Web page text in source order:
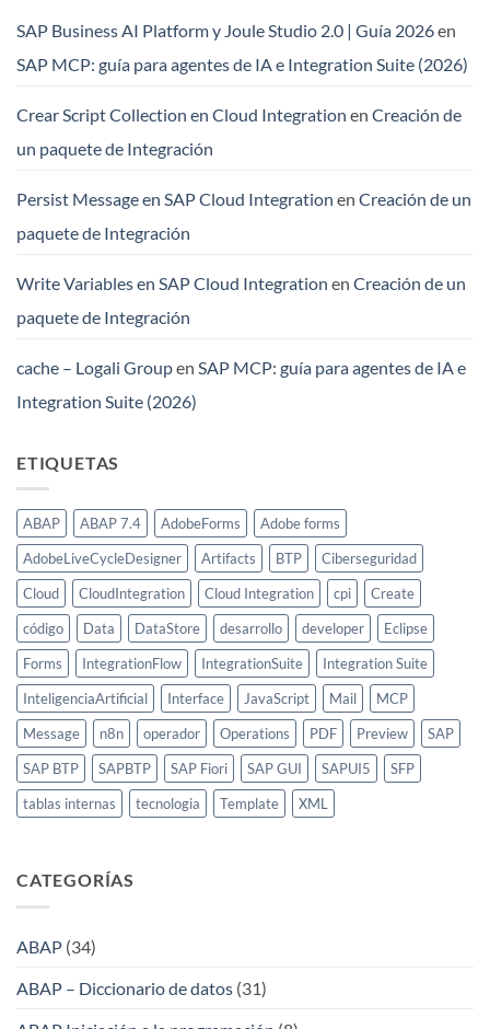
SAP Business AI Platform y Joule Studio 2.0 | Guía 2026en
SAP MCP: guía para agentes de IA e Integration Suite (2026)
Crear Script Collection en Cloud Integration en Creación de
un paquete de Integración
Persist Message en SAP Cloud Integration en Creación de un
paquete de Integración
Write Variables en SAP Cloud Integration en Creación de un
paquete de Integración
cache – Logali Groupen SAP MCP: guía para agentes de IA e
Integration Suite (2026)
ETIQUETAS
ABAP ABAP 7.4 AdobeForms
Adobe forms
AdobeLiveCycleDesigner
Artifacts BTP
Ciberseguridad
Cloud
CloudIntegration Cloud Integration cpi
Create
código
Data DataStore desarrollo developer
Eclipse
Forms
IntegrationFlow IntegrationSuite
Integration Suite
InteligenciaArtificial
Interface JavaScript Mail
MCP
Message
n8n operador Operations PDF Preview
SAP
SAP BTP
SAPBTP SAP Fiori SAP GUI SAPUI5
SFP
tablas internas
tecnologia Template XML
CATEGORÍAS
ABAP (34)
ABAP – Diccionario de datos (31)